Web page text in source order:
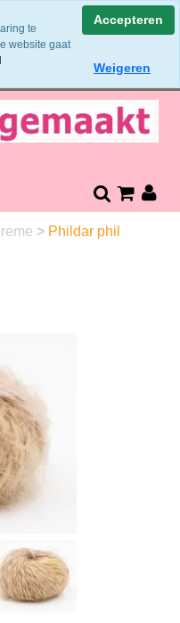
> Phildar phil
te
website gaat
Accepteren
Weigeren